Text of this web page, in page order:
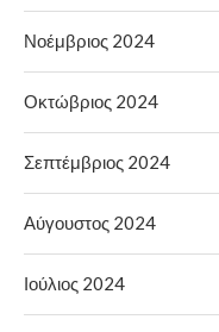
Νοέμβριος 2024
Οκτώβριος 2024
Σεπτέμβριος 2024
Αύγουστος 2024
Ιούλιος 2024